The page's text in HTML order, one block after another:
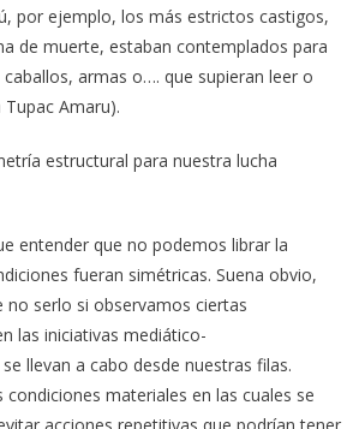
por ejemplo, los más estrictos castigos,
de muerte, estaban contemplados para
armas o…. que supieran leer o
Amaru).
estructural para nuestra lucha
entender que no podemos librar la
fueran simétricas. Suena obvio,
no serlo si observamos ciertas
las iniciativas mediático-
llevan a cabo desde nuestras filas.
condiciones materiales en las cuales se